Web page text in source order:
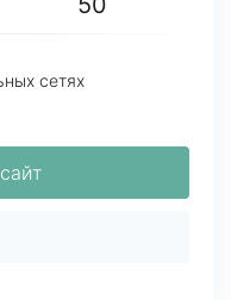
сетях